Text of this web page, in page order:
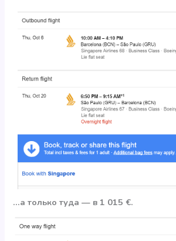
…а только туда — в 1 015 €.